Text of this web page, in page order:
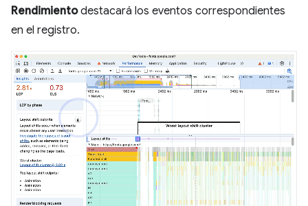
Rendimientodestacará los eventos correspondientes
en el registro.